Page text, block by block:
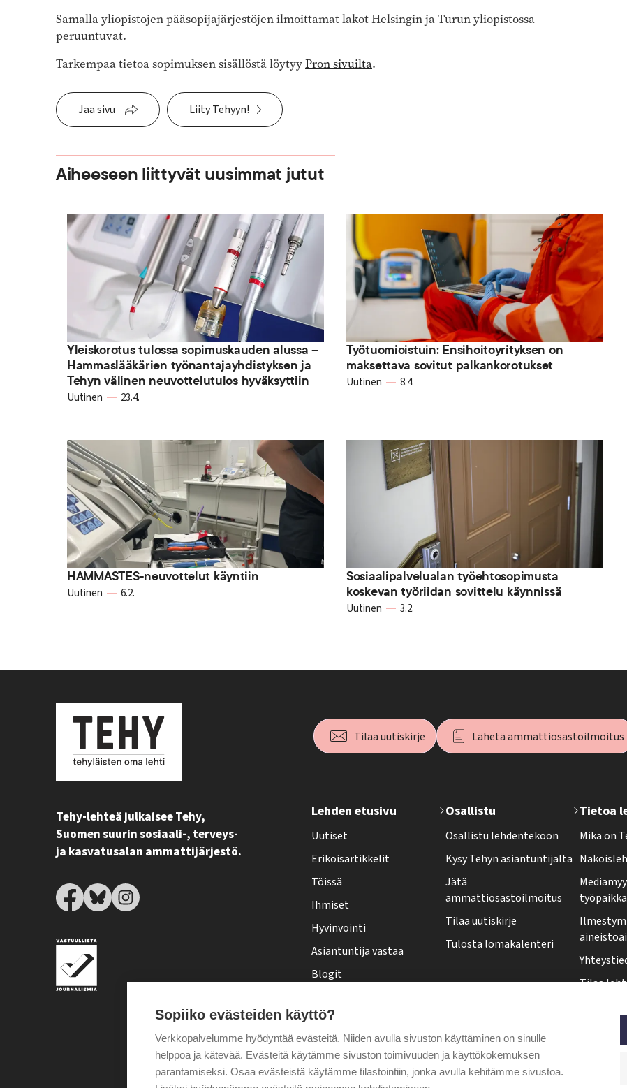
Samalla yliopistojen pääsopijajärjestöjen ilmoittamat lakot Helsingin ja Turun yliopistossa
peruuntuvat.
Tarkempaa tietoa sopimuksen sisällöstä löytyyPron sivuilta.
Jaa sivu Liity Tehyyn!
Aiheeseen liittyvät uusimmat jutut
Yleiskorotus tulossa sopimuskauden alussa –
Hammaslääkärien työnantajayhdistyksen ja
Tehyn välinen neuvottelutulos hyväksyttiin
Uutinen 23.4.
Työtuomioistuin: Ensihoitoyrityksen on
maksettava sovitut palkankorotukset
Uutinen 8.4.
HAMMASTES-neuvottelut käyntiin
Uutinen 6.2.
Sosiaalipalvelualan työehtosopimusta
koskevan työriidan sovittelu käynnissä
Uutinen 3.2.
Tehy-lehteä julkaisee Tehy,
Suomen suurin sosiaali-, terveys-
ja kasvatusalan ammattijärjestö.
Tilaa uutiskirje Lähetä ammattiosastoilmoitus
e
h
y
-
l
e
h
t
f
o
o
Lehden etusivu
Uutiset
Erikoisartikkelit
Töissä
Ihmiset
Hyvinvointi
Asiantuntija vastaa
Blogit
Pääkirjoitus
Puheenjohtajalta
Osallistu
Osallistu lehdentekoon
Kysy Tehyn asiantuntijalta
Jätä
ammattiosastoilmoitus
Tilaa uutiskirje
Tulosta lomakalenteri
Tietoa
Mikä on
Tilaa
Tehy-
Sopiiko evästeiden käyttö?
Verkkopalvelumme hyödyntää evästeitä. Niiden avulla sivuston käyttäminen on sinulle
helppoa ja kätevää. Evästeitä käytämme sivuston toimivuuden ja käyttökokemuksen
parantamiseksi. Osaa evästeistä käytämme tilastointiin, jonka avulla kehitämme sivustoa.